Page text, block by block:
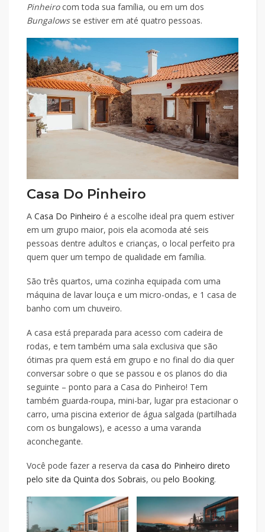
Pinheirocom toda sua família, ou em um dos
Bungalows se estiver em até quatro pessoas.
Casa Do Pinheiro
A Casa Do Pinheiro é a escolhe ideal pra quem estiver
em um grupo maior, pois ela acomoda até seis
pessoas dentre adultos e crianças, o local perfeito pra
quem quer um tempo de qualidade em família.
São três quartos, uma cozinha equipada com uma
máquina de lavar louça e um micro-ondas, e 1 casa de
banho com um chuveiro.
A casa está preparada para acesso com cadeira de
rodas, e tem também uma sala exclusiva que são
ótimas pra quem está em grupo e no final do dia quer
conversar sobre o que se passou e os planos do dia
seguinte – ponto para a Casa do Pinheiro! Tem
também guarda-roupa, mini-bar, lugar pra estacionar o
carro, uma piscina exterior de água salgada (partilhada
com os bungalows), e acesso a uma varanda
aconchegante.
Você pode fazer a reserva da casa do Pinheiro direto
pelo site da Quinta dos Sobrais, ou pelo Booking.